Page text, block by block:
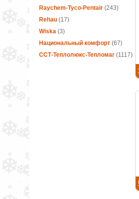
Raychem-Tyco-Pentair (243)
Rehau(17)
Wiska(3)
Национальный комфорт(67)
ССТ-Теплолюкс-Тепломаг(1117)